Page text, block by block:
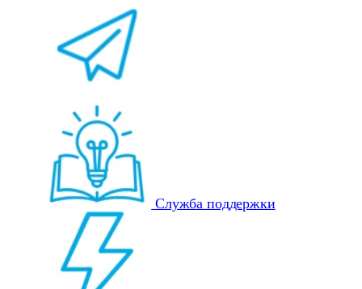
Служба поддержки